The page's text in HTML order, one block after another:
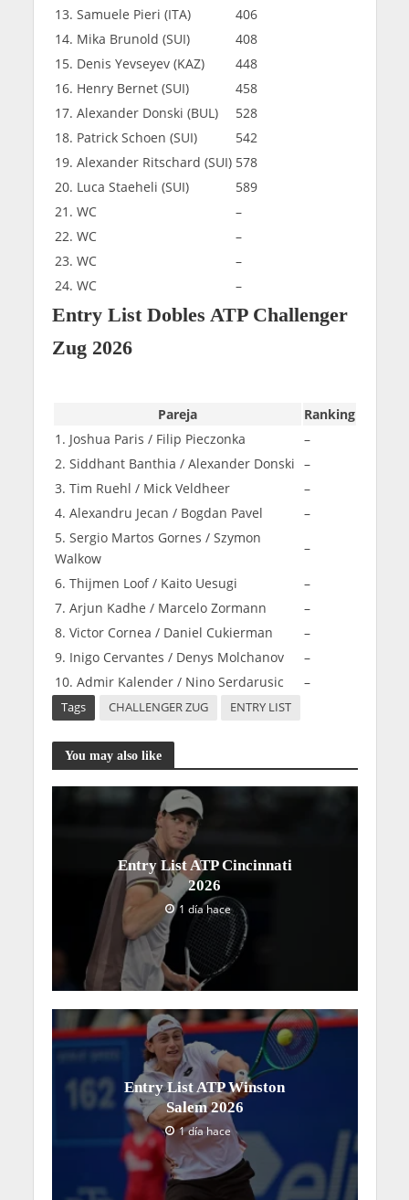
13. Samuele Pieri (ITA)
406
14. Mika Brunold (SUI)
408
15. Denis Yevseyev (KAZ)
448
16. Henry Bernet (SUI)
458
17. Alexander Donski (BUL)
528
18. Patrick Schoen (SUI)
542
19. Alexander Ritschard (SUI) 578
20. Luca Staeheli (SUI)
589
21. WC
–
22. WC
–
23. WC
–
24. WC
–
Entry List Dobles ATP Challenger
Zug 2026
Pareja
Ranking
1. Joshua Paris / Filip Pieczonka
–
2. Siddhant Banthia / Alexander Donski –
3. Tim Ruehl / Mick Veldheer
–
4. Alexandru Jecan / Bogdan Pavel
–
5. Sergio Martos Gornes / Szymon
Walkow
–
6. Thijmen Loof / Kaito Uesugi
–
7. Arjun Kadhe / Marcelo Zormann
–
8. Victor Cornea / Daniel Cukierman
–
9. Inigo Cervantes / Denys Molchanov
–
10. Admir Kalender / Nino Serdarusic
–
Tags CHALLENGER ZUG ENTRY LIST
You may also like
Entry List ATP Cincinnati
2026
1 día hace
Entry List ATP Winston
Salem 2026
1 día hace